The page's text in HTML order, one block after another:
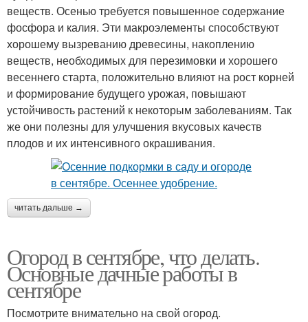
веществ. Осенью требуется повышенное содержание
фосфора и калия. Эти макроэлементы способствуют
хорошему вызреванию древесины, накоплению
веществ, необходимых для перезимовки и хорошего
весеннего старта, положительно влияют на рост корней
и формирование будущего урожая, повышают
устойчивость растений к некоторым заболеваниям. Так
же они полезны для улучшения вкусовых качеств
плодов и их интенсивного окрашивания.
читать дальше →
Огород в сентябре, что делать.
Основные дачные работы в
сентябре
Посмотрите внимательно на свой огород.